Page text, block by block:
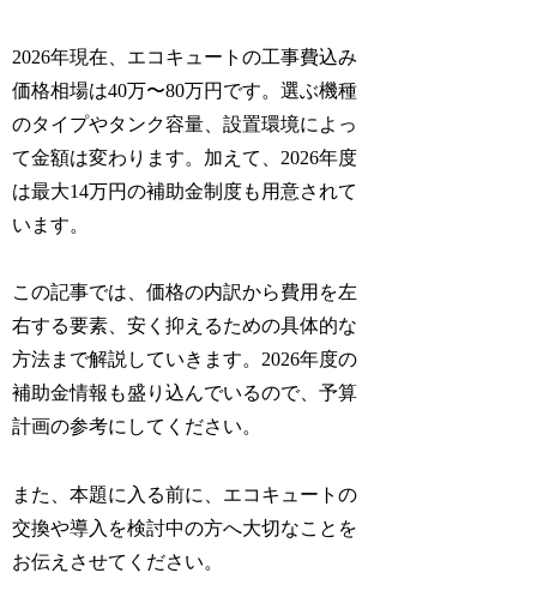
2026年現在、エコキュートの工事費込み
価格相場は40万〜80万円です。選ぶ機種
のタイプやタンク容量、設置環境によっ
て金額は変わります。加えて、2026年度
は最大14万円の補助金制度も用意されて
います。
この記事では、価格の内訳から費用を左
右する要素、安く抑えるための具体的な
方法まで解説していきます。2026年度の
補助金情報も盛り込んでいるので、予算
計画の参考にしてください。
また、本題に入る前に、エコキュートの
交換や導入を検討中の方へ大切なことを
お伝えさせてください。